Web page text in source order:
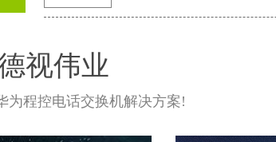
视伟业
为程控电话交换机解决方案!